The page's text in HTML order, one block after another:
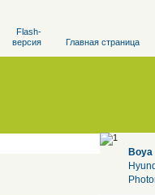
Flash-
версия
Главная страница
Boya